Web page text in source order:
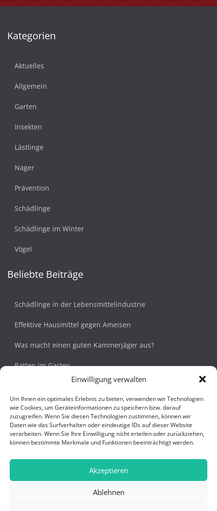
Einwilligung verwalten
Um Ihnen ein optimales Erlebnis zu bieten, verwenden wir Technologien
wie Cookies, um Geräteinformationen zu speichern bzw. darauf
zuzugreifen. Wenn Sie diesen Technologien zustimmen, können wir
Daten wie das Surfverhalten oder eindeutige IDs auf dieser Website
verarbeiten. Wenn Sie Ihre Einwilligung nicht erteilen oder zurückziehen,
können bestimmte Merkmale und Funktionen beeinträchtigt werden.
Akzeptieren
Ablehnen
Kategorien
Aktuelles
Allgemein
Garten
Insekten
Lästlinge
Nager
Prävention
Schädlinge
Schädlinge im Winter
Vögel
Beliebte Beiträge
Schädlinge in der Lebensmittelindustrie
Effektive Hausmittel gegen Ameisen
Was macht einen guten Kammerjäger aus?
Ratten im Garten
Navigation
Startseite
Über uns
Datenschutz